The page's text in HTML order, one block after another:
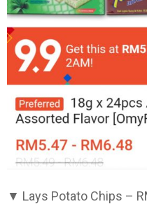
▼ Lays Potato Chips –